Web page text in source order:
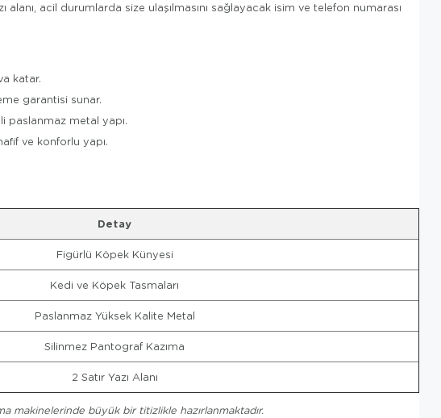
acil durumlarda size ulaşılmasını sağlayacak isim ve telefon numarası
katar.
garantisi sunar.
paslanmaz metal yapı.
ve konforlu yapı.
Detay
Figürlü Köpek Künyesi
Kedi ve Köpek Tasmaları
Paslanmaz Yüksek Kalite Metal
Silinmez Pantograf Kazıma
2 Satır Yazı Alanı
makinelerinde büyük bir titizlikle hazırlanmaktadır.